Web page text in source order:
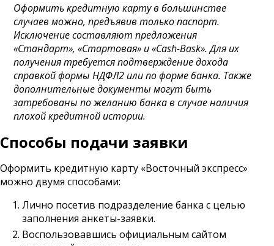
Оформить кредитную карту в большинстве
случаев можно, предъявив только паспорт.
Исключение составляют предложения
«Стандарт», «Стартовая» и «Cash-Bask». Для их
получения требуется подтверждение дохода
справкой формы НДФЛ2 или по форме банка. Также
дополнительные документы могут быть
затребованы по желанию банка в случае наличия
плохой кредитной истории.
Способы подачи заявки
Оформить кредитную карту «Восточный экспресс»
можно двумя способами:
Лично посетив подразделение банка с целью
заполнения анкеты-заявки.
Воспользовавшись официальным сайтом